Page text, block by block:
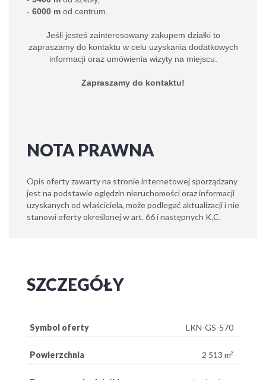
- 6000 m od centrum.
Jeśli jesteś zainteresowany zakupem działki to
zapraszamy do kontaktu w celu uzyskania dodatkowych
informacji oraz umówienia wizyty na miejscu.
Zapraszamy do kontaktu!
NOTA PRAWNA
Opis oferty zawarty na stronie internetowej sporządzany
jest na podstawie oględzin nieruchomości oraz informacji
uzyskanych od właściciela, może podlegać aktualizacji i nie
stanowi oferty określonej w art. 66 i następnych K.C.
SZCZEGÓŁY
Symbol oferty LKN-GS-570
Powierzchnia 2 513 m²